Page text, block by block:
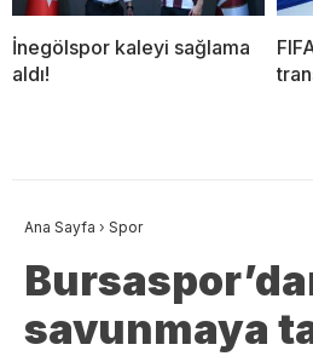
İnegölspor kaleyi sağlama
aldı!
Ana Sayfa › Spor
savunmaya